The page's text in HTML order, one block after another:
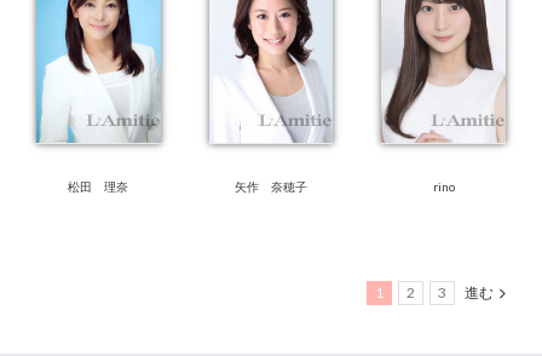
松田 理奈 矢作 奈穂子 rino
1 2 3 進む